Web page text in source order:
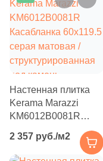
Настенная плитка
Kerama Marazzi
KM6012B0081R
Касабланка 60x119.5
серая матовая /
структурированная
2 357 руб./м2